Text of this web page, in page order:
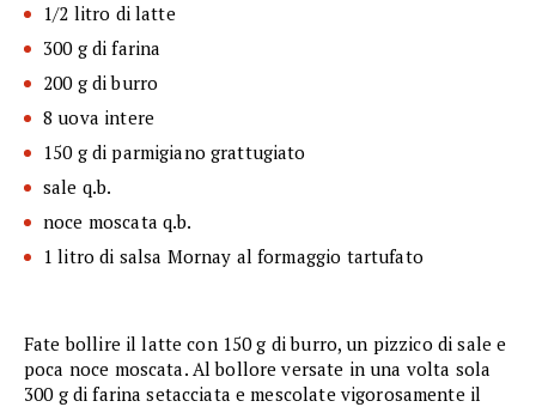
1/2 litro di latte
300 g di farina
200 g di burro
8 uova intere
150 g di parmigiano grattugiato
sale q.b.
noce moscata q.b.
1 litro di salsa Mornay al formaggio tartufato
Fate bollire il latte con 150 g di burro, un pizzico di sale e
poca noce moscata. Al bollore versate in una volta sola
300 g di farina setacciata e mescolate vigorosamente il